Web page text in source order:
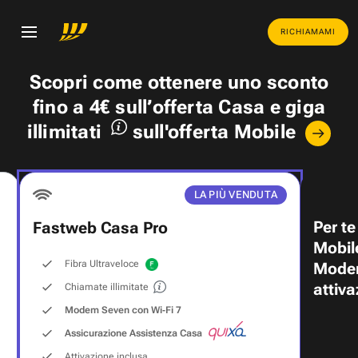
RICHIAMAMI
Scopri come ottenere uno sconto
fino a 4€ sull’offerta Casa egiga
illimitati
sull'offerta Mobile
LA PIÙ VENDUTA
Fastweb Casa Pro
Fibra Ultraveloce
Chiamate illimitate
Modem Seven con Wi‑Fi 7
Assicurazione Assistenza Casa
Per